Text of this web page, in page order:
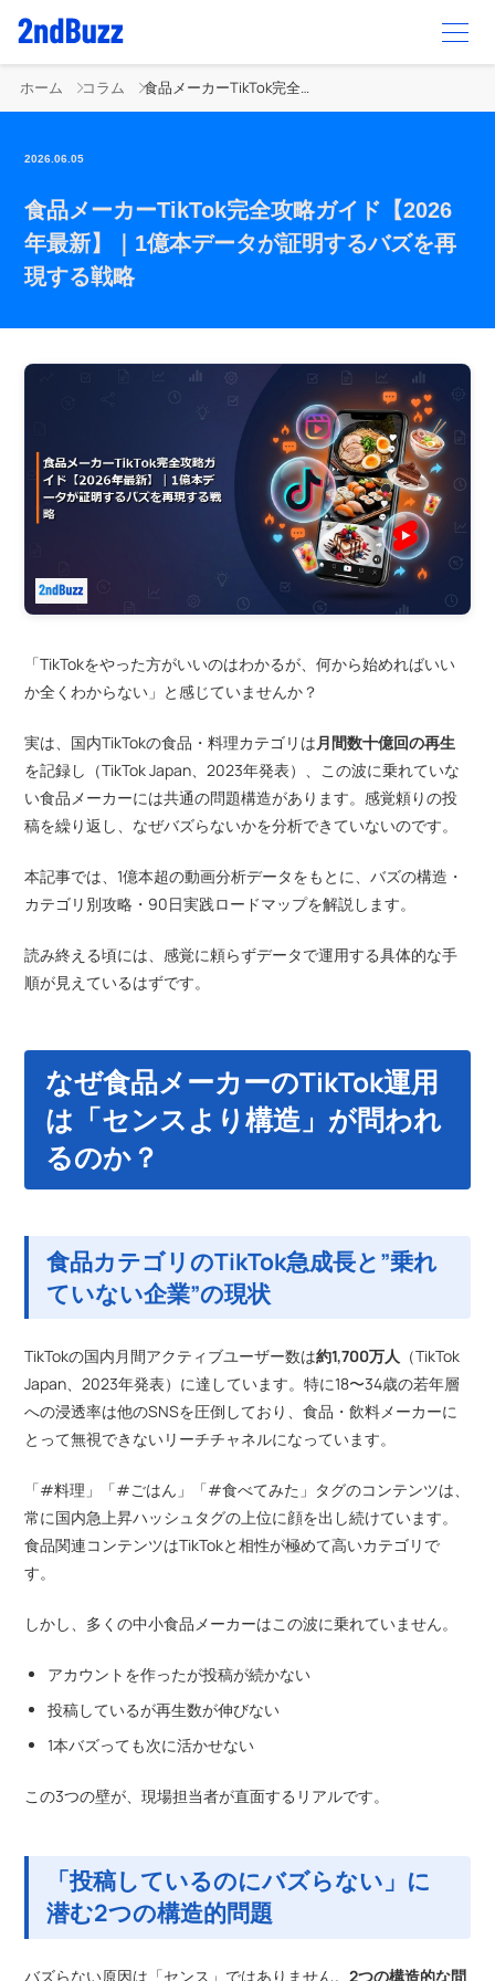
ホーム コラム 食品メーカーTikTok完全攻略ガイド【2026年最新】｜1億本データが証明するバズを再現する戦略
2026.06.05
食品メーカーTikTok完全攻略ガイド【2026
年最新】｜1億本データが証明するバズを再
現する戦略
「TikTokをやった方がいいのはわかるが、何から始めればいい
か全くわからない」と感じていませんか？
実は、国内TikTokの食品・料理カテゴリは 月間数十億回の再生
を記録し（TikTok Japan、2023年発表）、この波に乗れていな
い食品メーカーには共通の問題構造があります。感覚頼りの投
稿を繰り返し、なぜバズらないかを分析できていないのです。
本記事では、1億本超の動画分析データをもとに、バズの構造・
カテゴリ別攻略・90日実践ロードマップを解説します。
読み終える頃には、感覚に頼らずデータで運用する具体的な手
順が見えているはずです。
なぜ食品メーカーのTikTok運用
は「センスより構造」が問われ
るのか？
食品カテゴリのTikTok急成長と”乗れ
ていない企業”の現状
TikTokの国内月間アクティブユーザー数は約1,700万人 （TikTok
Japan、2023年発表）に達しています。特に18〜34歳の若年層
への浸透率は他のSNSを圧倒しており、食品・飲料メーカーに
とって無視できないリーチチャネルになっています。
「#料理」「#ごはん」「#食べてみた」タグのコンテンツは、
常に国内急上昇ハッシュタグの上位に顔を出し続けています。
食品関連コンテンツはTikTokと相性が極めて高いカテゴリで
す。
しかし、多くの中小食品メーカーはこの波に乗れていません。
アカウントを作ったが投稿が続かない
投稿しているが再生数が伸びない
1本バズっても次に活かせない
この3つの壁が、現場担当者が直面するリアルです。
「投稿しているのにバズらない」に
潜む2つの構造的問題
バズらない原因は「センス」ではありません。2つの構造的な問